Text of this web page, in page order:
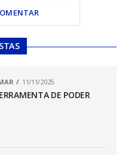
11/11/2025
DE PODER